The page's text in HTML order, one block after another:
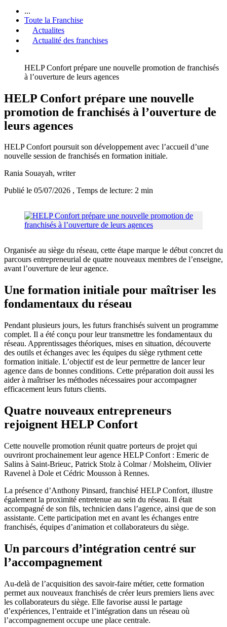
...
Toute la Franchise
Actualites
Actualité des franchises
HELP Confort prépare une nouvelle promotion de franchisés
à l’ouverture de leurs agences
HELP Confort prépare une nouvelle
promotion de franchisés à l’ouverture de
leurs agences
HELP Confort poursuit son développement avec l’accueil d’une
nouvelle session de franchisés en formation initiale.
Rania Souayah, writer
Publié le 05/07/2026 , Temps de lecture: 2 min
Organisée au siège du réseau, cette étape marque le début concret du
parcours entrepreneurial de quatre nouveaux membres de l’enseigne,
avant l’ouverture de leur agence.
Une formation initiale pour maîtriser les
fondamentaux du réseau
Pendant plusieurs jours, les futurs franchisés suivent un programme
complet. Il a été conçu pour leur transmettre les fondamentaux du
réseau. Apprentissages théoriques, mises en situation, découverte
des outils et échanges avec les équipes du siège rythment cette
formation initiale. L’objectif est de leur permettre de lancer leur
agence dans de bonnes conditions. Cette préparation doit aussi les
aider à maîtriser les méthodes nécessaires pour accompagner
efficacement leurs futurs clients.
Quatre nouveaux entrepreneurs
rejoignent HELP Confort
Cette nouvelle promotion réunit quatre porteurs de projet qui
ouvriront prochainement leur agence HELP Confort : Emeric de
Salins à Saint-Brieuc, Patrick Stolz à Colmar / Molsheim, Olivier
Ravenel à Dole et Cédric Mousson à Rennes.
La présence d’Anthony Pinsard, franchisé HELP Confort, illustre
également la proximité entretenue au sein du réseau. Il était
accompagné de son fils, technicien dans l’agence, ainsi que de son
assistante. Cette participation met en avant les échanges entre
franchisés, équipes d’animation et collaborateurs du siège.
Un parcours d’intégration centré sur
l’accompagnement
Au-delà de l’acquisition des savoir-faire métier, cette formation
permet aux nouveaux franchisés de créer leurs premiers liens avec
les collaborateurs du siège. Elle favorise aussi le partage
d’expériences, l’entraide et l’intégration dans un réseau où
l’accompagnement occupe une place centrale.